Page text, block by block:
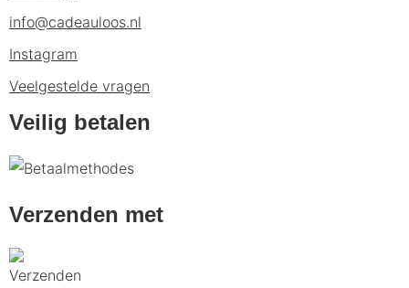
info@cadeauloos.nl
Instagram
Veelgestelde vragen
Veilig betalen
Verzenden met